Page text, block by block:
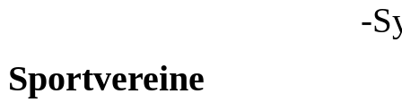
-
Sportvereine